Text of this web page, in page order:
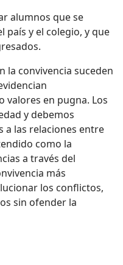
alumnos que se
país y el colegio, y que
la convivencia suceden
valores en pugna. Los
y debemos
a las relaciones entre
como la
a través del
más
los conflictos,
sin ofender la